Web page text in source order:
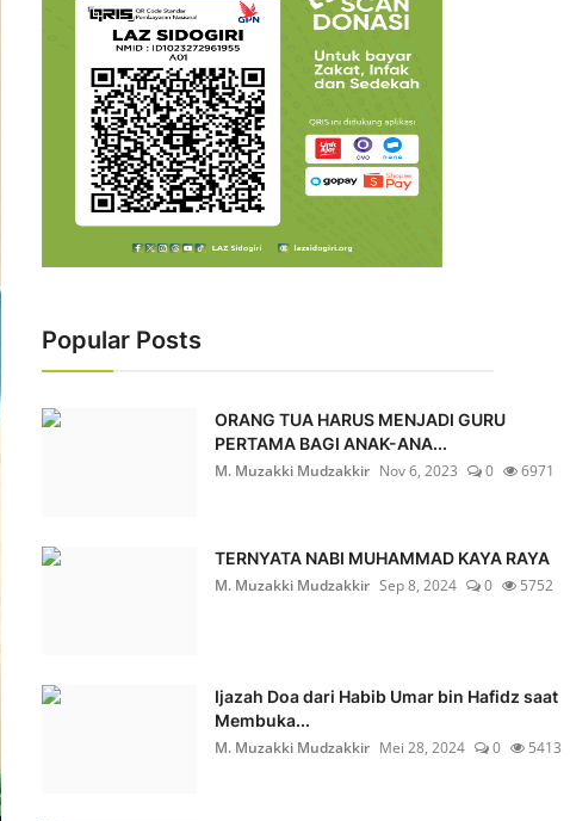
Popular Posts
ORANG TUA HARUS MENJADI GURU
PERTAMA BAGI ANAK-ANA...
M. Muzakki Mudzakkir Nov 6, 2023 0 6971
TERNYATA NABI MUHAMMAD KAYA RAYA
M. Muzakki Mudzakkir Sep 8, 2024 0 5752
Ijazah Doa dari Habib Umar bin Hafidz saat
Membuka...
M. Muzakki Mudzakkir Mei 28, 2024 0 5413